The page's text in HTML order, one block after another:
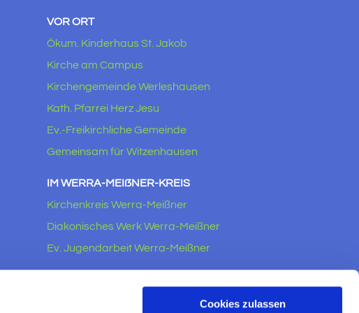
Cookies zulassen
VOR ORT
Ökum. Kinderhaus St. Jakob
Kirche am Campus
Kirchengemeinde Werleshausen
Kath. Pfarrei Herz Jesu
Ev.-Freikirchliche Gemeinde
Gemeinsam für Witzenhausen
IM WERRA-MEIẞNER-KREIS
Kirchenkreis Werra-Meißner
Diakonisches Werk Werra-Meißner
Ev. Jugendarbeit Werra-Meißner